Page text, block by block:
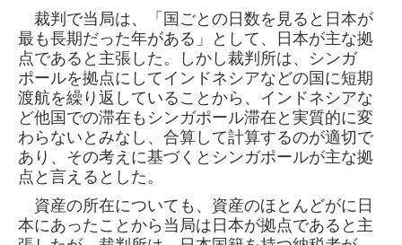
裁判で当局は、「国ごとの日数を見ると日本が
最も長期だった年がある」として、日本が主な拠
点であると主張した。しかし裁判所は、シンガ
ポールを拠点にしてインドネシアなどの国に短期
渡航を繰り返していることから、インドネシアな
ど他国での滞在もシンガポール滞在と実質的に変
わらないとみなし、合算して計算するのが適切で
あり、その考えに基づくとシンガポールが主な拠
点と言えるとした。
資産の所在についても、資産のほとんどがに日
本にあったことから当局は日本が拠点であると主